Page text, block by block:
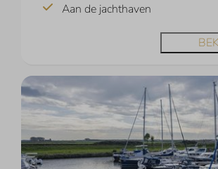
Aan de jachthaven